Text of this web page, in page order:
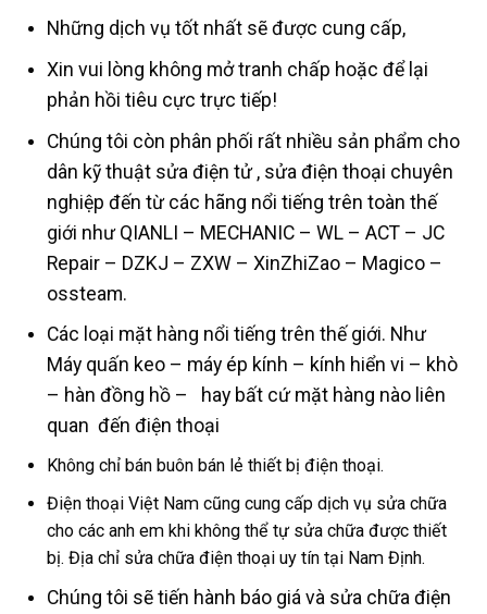
Những dịch vụ tốt nhất sẽ được cung cấp,
Xin vui lòng không mở tranh chấp hoặc để lại
phản hồi tiêu cực trực tiếp!
Chúng tôi còn phân phối rất nhiều sản phẩm cho
dân kỹ thuật sửa điện tử , sửa điện thoại chuyên
nghiệp đến từ các hãng nổi tiếng trên toàn thế
giới như QIANLI – MECHANIC – WL – ACT – JC
Repair – DZKJ – ZXW – XinZhiZao – Magico –
ossteam.
Các loại mặt hàng nổi tiếng trên thế giới. Như
Máy quấn keo – máy ép kính – kính hiển vi – khò
– hàn đồng hồ – hay bất cứ mặt hàng nào liên
quan đến điện thoại
Không chỉ bán buôn bán lẻ thiết bị điện thoại.
Điện thoại Việt Nam cũng cung cấp dịch vụ sửa chữa
cho các anh em khi không thể tự sửa chữa được thiết
bị. Địa chỉ sửa chữa điện thoại uy tín tại Nam Định.
Chúng tôi sẽ tiến hành báo giá và sửa chữa điện